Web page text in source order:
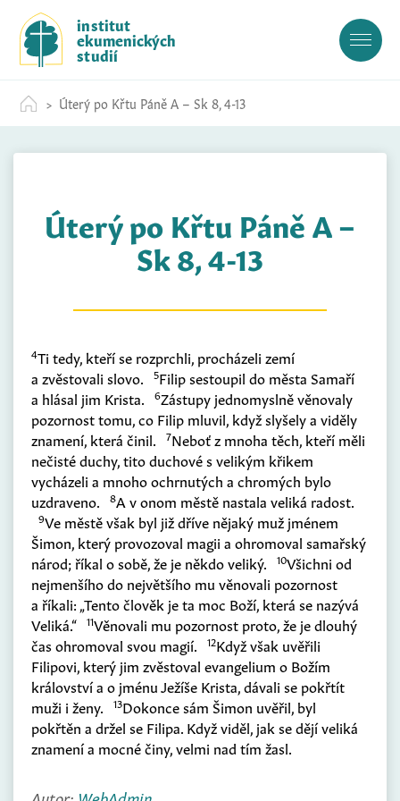
c
institut
ekumenických
studií
Úterý po Křtu Páně A – Sk 8, 4-13
Úterý po Křtu Páně A –
Sk 8, 4-13
4Ti tedy, kteří se rozprchli, procházeli zemí
a zvěstovali slovo.
5Filip sestoupil do města Samaří
a hlásal jim Krista.
6Zástupy jednomyslně věnovaly
pozornost tomu, co Filip mluvil, když slyšely a viděly
znamení, která činil.
7Neboť z mnoha těch, kteří měli
nečisté duchy, tito duchové s velikým křikem
vycházeli a mnoho ochrnutých a chromých bylo
uzdraveno.
8A v onom městě nastala veliká radost.
9Ve městě však byl již dříve nějaký muž jménem
Šimon, který provozoval magii a ohromoval samařský
národ; říkal o sobě, že je někdo veliký.
10Všichni od
nejmenšího do největšího mu věnovali pozornost
a říkali: „Tento člověk je ta moc Boží, která se nazývá
Veliká.“
11Věnovali mu pozornost proto, že je dlouhý
čas ohromoval svou magií.
12Když však uvěřili
Filipovi, který jim zvěstoval evangelium o Božím
království a o jménu Ježíše Krista, dávali se pokřtít
muži i ženy.
13Dokonce sám Šimon uvěřil, byl
pokřtěn a držel se Filipa. Když viděl, jak se dějí veliká
znamení a mocné činy, velmi nad tím žasl.